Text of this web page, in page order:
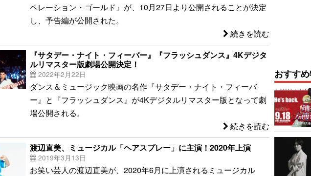
ペレーション・ゴールド』が、10月27日より公開されることが決定
し、予告編が公開された。
続きを読む
『サタデー・ナイト・フィーバー』『フラッシュダンス』4Kデジタ
ルリマスター版劇場公開決定！
2022年2月22日
ダンス＆ミュージック映画の名作『サタデー・ナイト・フィーバ
ー』と『フラッシュダンス』が4Kデジタルリマスター版となって劇
場公開される。
続きを読む
渡辺直美、ミュージカル「ヘアスプレー」に主演！2020年上演
2019年3月13日
お笑い芸人の渡辺直美が、2020年6月に上演されるミュージカル
おすす